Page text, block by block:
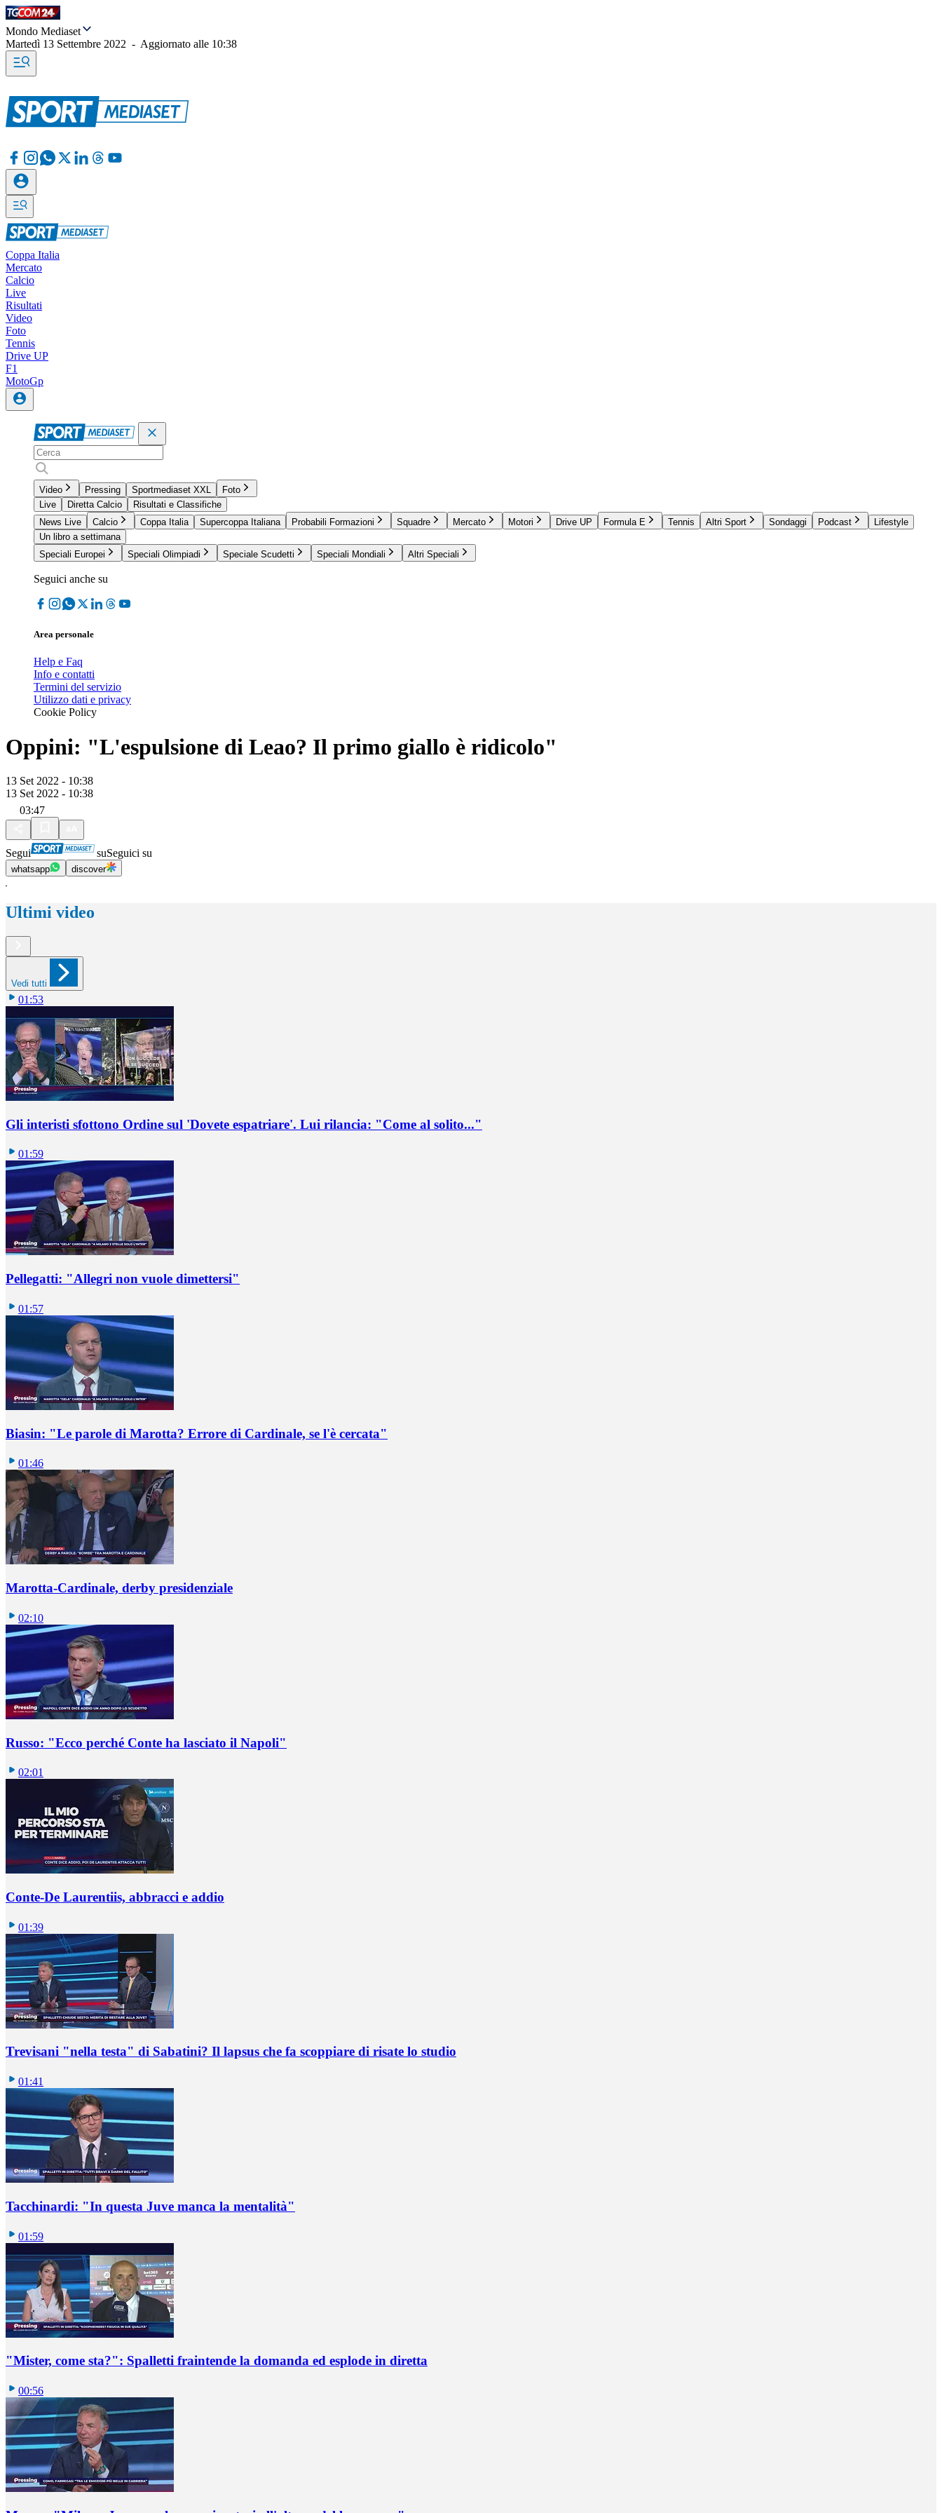
Mondo Mediaset
Martedì 13 Settembre 2022 - Aggiornato alle 10:38
Coppa Italia
Mercato
Calcio
Live
Risultati
Video
Foto
Tennis
Drive UP
F1
MotoGp
Video Pressing Sportmediaset XXL
Foto
Live
Diretta Calcio
Risultati e Classifiche
News Live
Calcio Coppa Italia Supercoppa Italiana Probabili Formazioni Squadre Mercato Motori Drive UP Formula E Tennis Altri Sport Sondaggi Podcast
Lifestyle
Un libro a settimana
Speciali Europei
Speciali Olimpiadi Speciale Scudetti Speciali Mondiali Altri Speciali
Seguici anche su
Area personale
Help e Faq
Info e contatti
Termini del servizio
Utilizzo dati e privacy
Cookie Policy
Oppini: "L'espulsione di Leao? Il primo giallo è ridicolo"
13 Set 2022 - 10:38
13 Set 2022 - 10:38
03:47
Segui suSeguici su
whatsapp discover
Ultimi video
Vedi tutti
01:53
Gli interisti sfottono Ordine sul 'Dovete espatriare'. Lui rilancia: "Come al solito..."
01:59
Pellegatti: "Allegri non vuole dimettersi"
01:57
Biasin: "Le parole di Marotta? Errore di Cardinale, se l'è cercata"
01:46
Marotta-Cardinale, derby presidenziale
02:10
Russo: "Ecco perché Conte ha lasciato il Napoli"
02:01
Conte-De Laurentiis, abbracci e addio
01:39
Trevisani "nella testa" di Sabatini? Il lapsus che fa scoppiare di risate lo studio
01:41
Tacchinardi: "In questa Juve manca la mentalità"
01:59
"Mister, come sta?": Spalletti fraintende la domanda ed esplode in diretta
00:56